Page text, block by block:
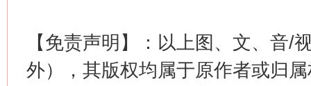
【免责声明】：以上图、文、音/
外），其版权均属于原作者或归
在谋一域中谋全局